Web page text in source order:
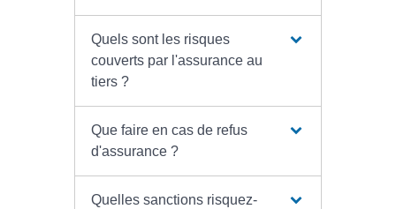
Quels sont les risques
couverts par l'assurance au
tiers ?
Que faire en cas de refus
d'assurance ?
Quelles sanctions risquez-